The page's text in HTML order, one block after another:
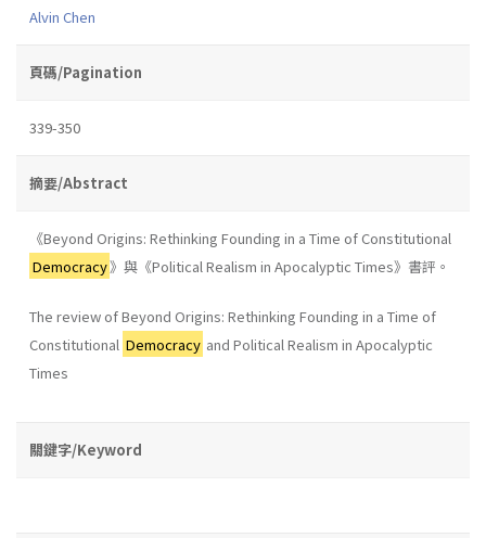
Alvin Chen
頁碼/Pagination
339-350
摘要/Abstract
《Beyond Origins: Rethinking Founding in a Time of Constitutional
Democracy》與《Political Realism in Apocalyptic Times》書評。
The review of Beyond Origins: Rethinking Founding in a Time of
Constitutional Democracy and Political Realism in Apocalyptic
Times
關鍵字/Keyword